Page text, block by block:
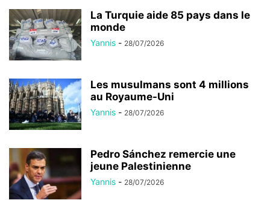
La Turquie aide 85 pays dans le
monde
Yannis - 28/07/2026
Les musulmans sont 4 millions
au Royaume-Uni
Yannis - 28/07/2026
Pedro Sánchez remercie une
jeune Palestinienne
Yannis - 28/07/2026